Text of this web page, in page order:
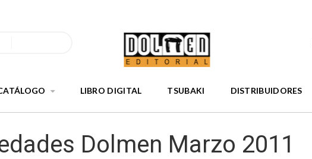
LIBRO DIGITAL TSUBAKI DISTRIBUIDORES
Dolmen Marzo 2011